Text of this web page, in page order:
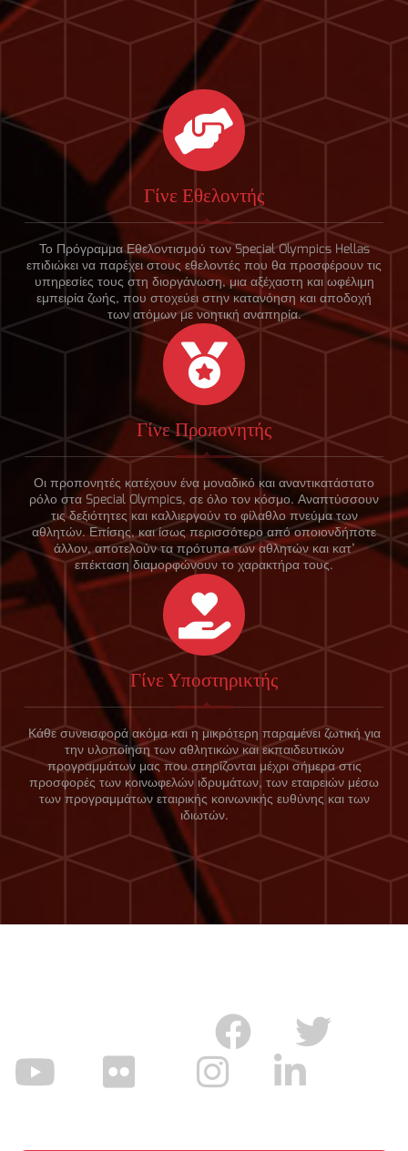
Γίνε Εθελοντής
Το Πρόγραμμα Εθελοντισμού των Special Olympics Hellas
επιδιώκει να παρέχει στους εθελοντές που θα προσφέρουν τις
υπηρεσίες τους στη διοργάνωση, μια αξέχαστη και ωφέλιμη
εμπειρία ζωής, που στοχεύει στην κατανόηση και αποδοχή
των ατόμων με νοητική αναπηρία.
Γίνε Προπονητής
Οι προπονητές κατέχουν ένα μοναδικό και αναντικατάστατο
ρόλο στα Special Olympics, σε όλο τον κόσμο. Αναπτύσσουν
τις δεξιότητες και καλλιεργούν το φίλαθλο πνεύμα των
αθλητών. Επίσης, και ίσως περισσότερο από οποιονδήποτε
άλλον, αποτελούν τα πρότυπα των αθλητών και κατ’
επέκταση διαμορφώνουν το χαρακτήρα τους.
Γίνε Υποστηρικτής
Κάθε συνεισφορά ακόμα και η μικρότερη παραμένει ζωτική για
την υλοποίηση των αθλητικών και εκπαιδευτικών
προγραμμάτων μας που στηρίζονται μέχρι σήμερα στις
προσφορές των κοινωφελών ιδρυμάτων, των εταιρειών μέσω
των προγραμμάτων εταιρικής κοινωνικής ευθύνης και των
ιδιωτών.